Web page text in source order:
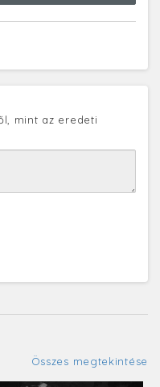
mint az eredeti
Összes megtekintése